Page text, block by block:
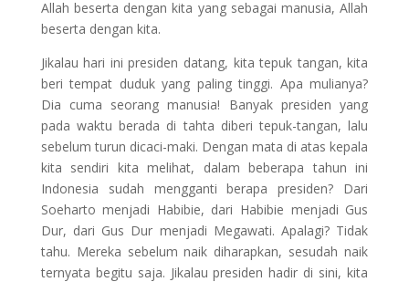
Allah beserta dengan kita yang sebagai manusia, Allah
beserta dengan kita.
Jikalau hari ini presiden datang, kita tepuk tangan, kita
beri tempat duduk yang paling tinggi. Apa mulianya?
Dia cuma seorang manusia! Banyak presiden yang
pada waktu berada di tahta diberi tepuk-tangan, lalu
sebelum turun dicaci-maki. Dengan mata di atas kepala
kita sendiri kita melihat, dalam beberapa tahun ini
Indonesia sudah mengganti berapa presiden? Dari
Soeharto menjadi Habibie, dari Habibie menjadi Gus
Dur, dari Gus Dur menjadi Megawati. Apalagi? Tidak
tahu. Mereka sebelum naik diharapkan, sesudah naik
ternyata begitu saja. Jikalau presiden hadir di sini, kita